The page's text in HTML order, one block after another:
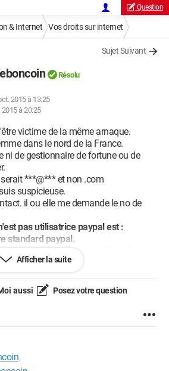
Question
& Internet Vos droits sur internet
Sujet Suivant
Résolu
2015 à 13:25
2015 à 20:25
victime de la même arnaque.
dans le nord de la France.
ni de gestionnaire de fortune ou de
***@*** et non .com
suspicieuse.
il ou elle me demande le no de
pas utilisatrice paypal est :
standard paypal.
de CB dès l'inscription (dans le
remplir le no de colis etc.
Afficher la suite
aussi Posez votre question